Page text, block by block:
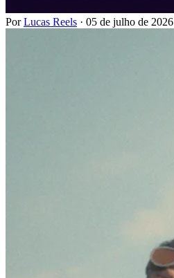
PorLucas Reels · 05 de julho de 2026